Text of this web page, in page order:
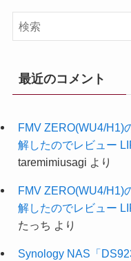
最近のコメント
FMV ZERO(WU4/H1)
解したのでレビュー
taremimiusagi より
FMV ZERO(WU4/H1)
解したのでレビュー
たっち より
Synology NAS「